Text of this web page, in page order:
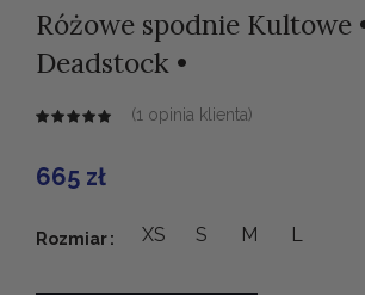
Różowe spodnie Kultowe
Deadstock •
(1 opinia klienta)
665 zł
Rozmiar XS S M L
Alternative: